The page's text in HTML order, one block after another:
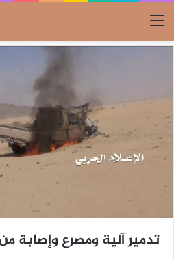
القائمة
تدمير آلية ومصرع وإصابة